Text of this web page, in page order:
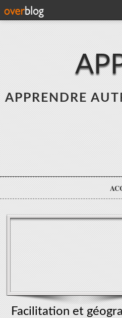
APPRENDRE
Facilitation et